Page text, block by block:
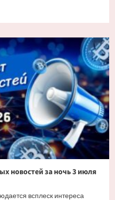
новостей за ночь 3 июля
всплеск интереса